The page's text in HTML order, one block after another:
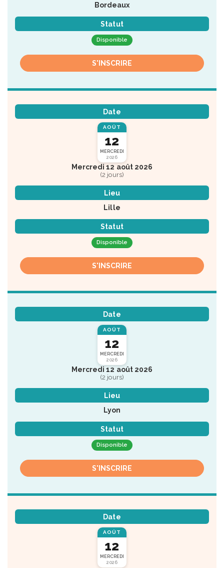
Bordeaux
Statut
Disponible
S'INSCRIRE
Date
AOÛT
12
MERCREDI
2026
Mercredi 12 août 2026
(2 jours)
Lieu
Lille
Statut
Disponible
S'INSCRIRE
Date
AOÛT
12
MERCREDI
2026
Mercredi 12 août 2026
(2 jours)
Lieu
Lyon
Statut
Disponible
S'INSCRIRE
Date
AOÛT
12
MERCREDI
2026